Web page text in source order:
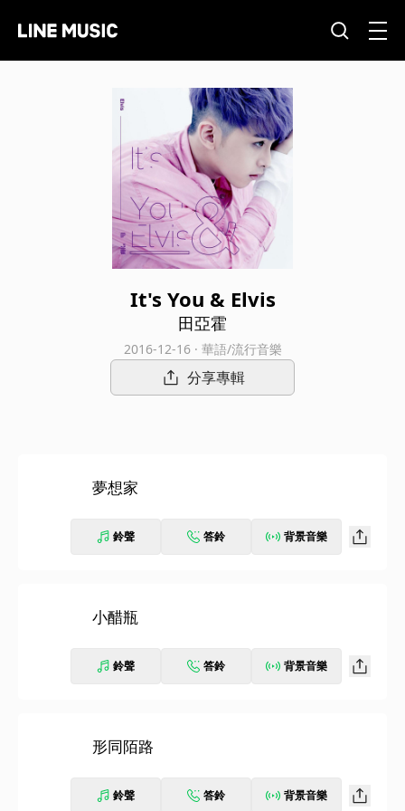
It's You & Elvis
田亞霍
2016-12-16 · 華語/流行音樂
分享專輯
夢想家
鈴聲 答鈴 背景音樂
小醋瓶
鈴聲 答鈴 背景音樂
形同陌路
鈴聲 答鈴 背景音樂